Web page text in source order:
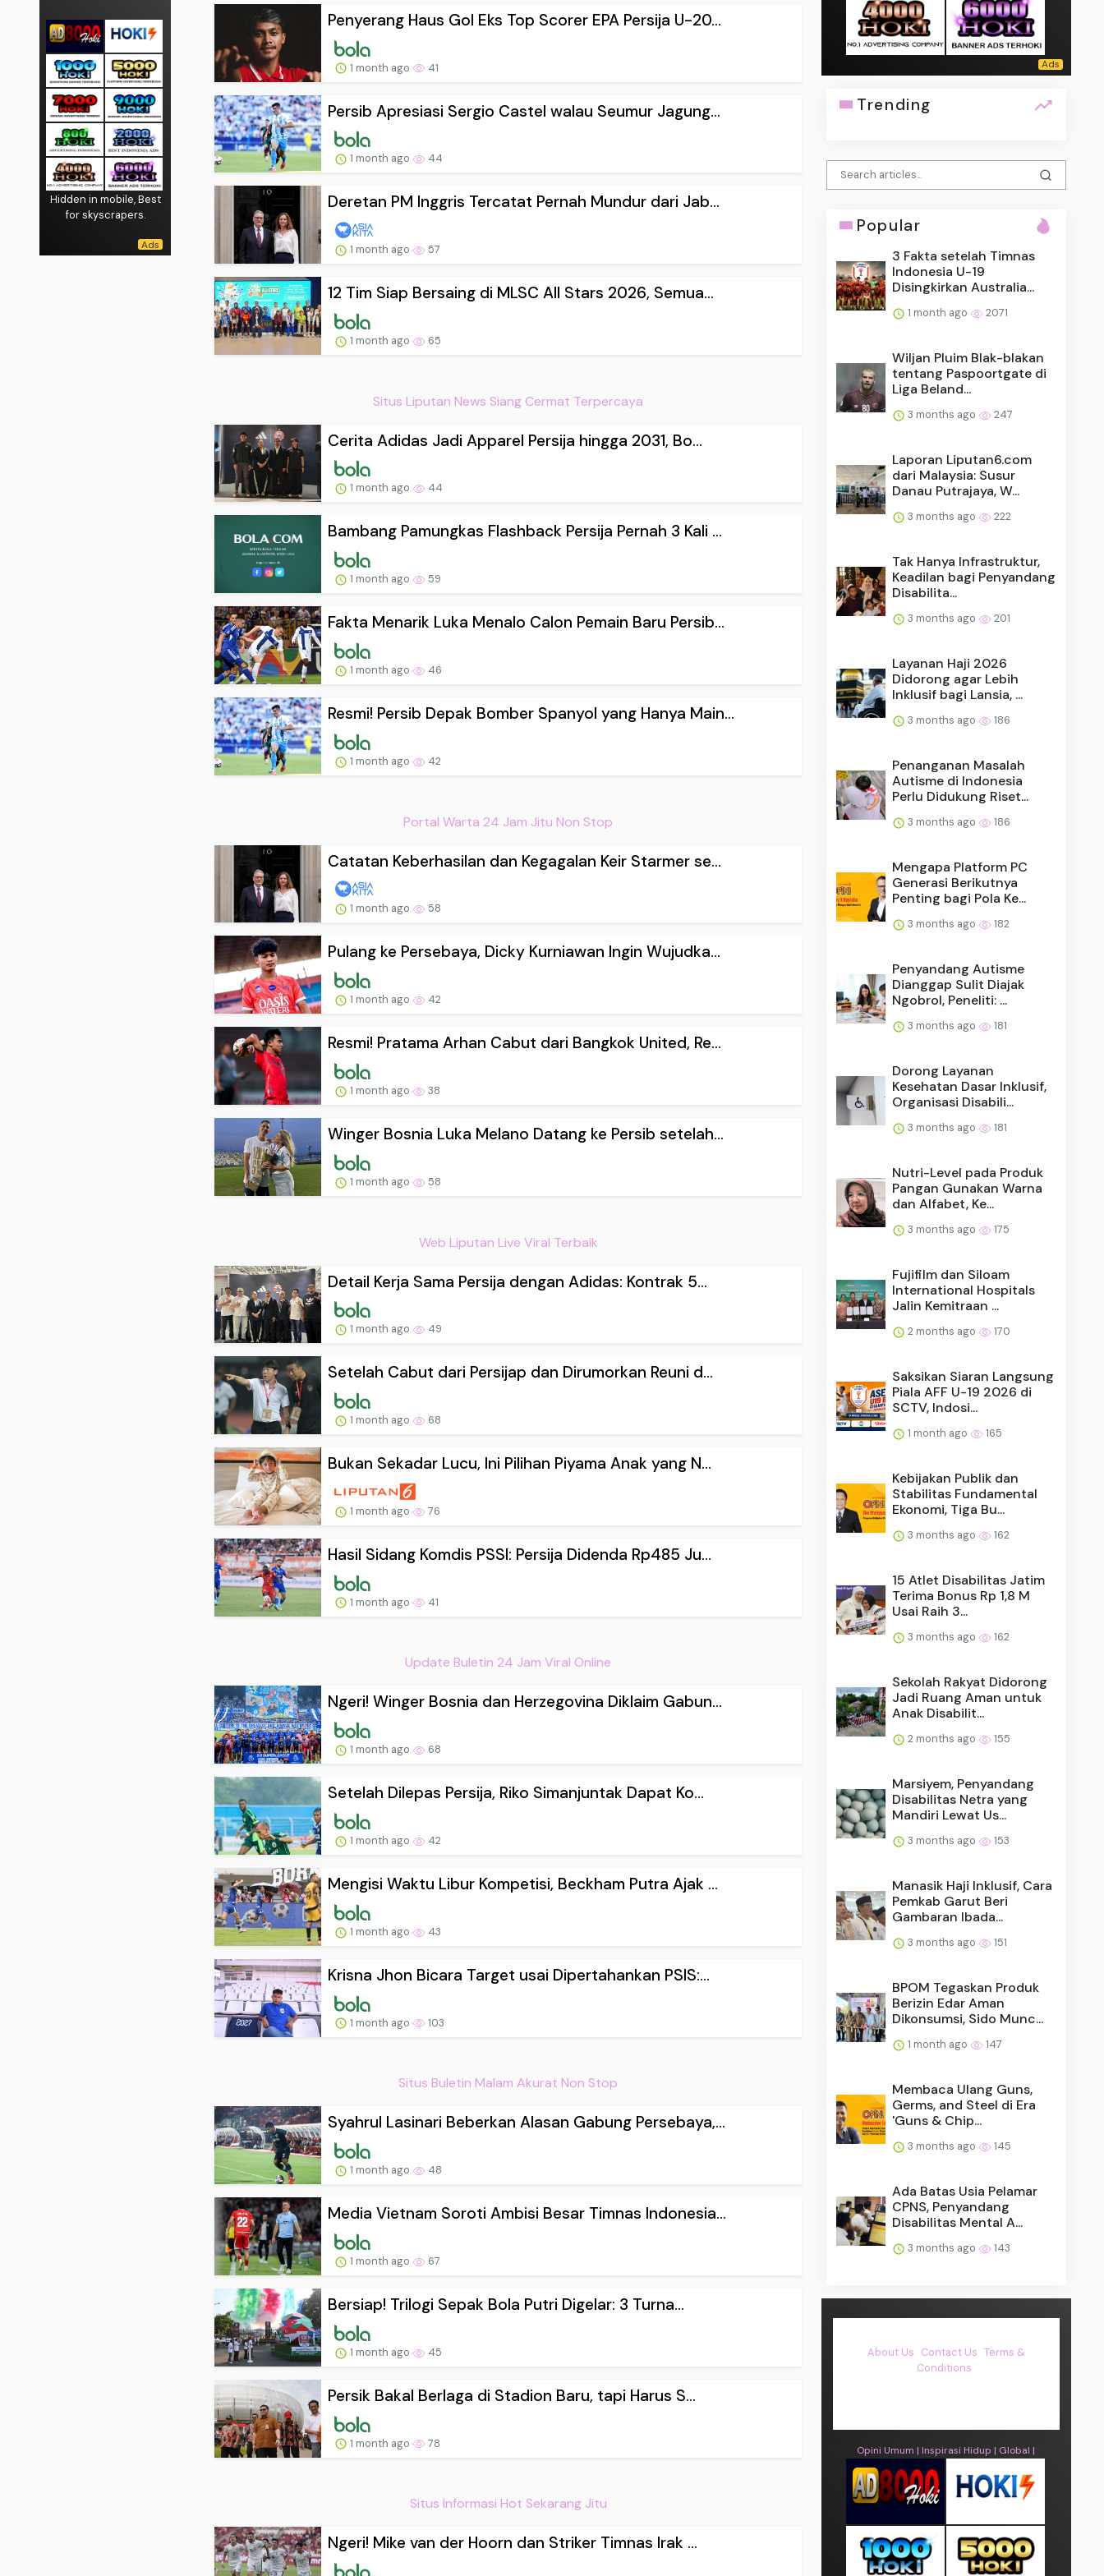
Hidden in mobile, Best
for skyscrapers.
Penyerang Haus Gol Eks Top Scorer EPA Persija U-20...
1 month ago 41
Persib Apresiasi Sergio Castel walau Seumur Jagung...
1 month ago 44
Deretan PM Inggris Tercatat Pernah Mundur dari Jab...
1 month ago 57
12 Tim Siap Bersaing di MLSC All Stars 2026, Semua...
1 month ago 65
Situs Liputan News Siang Cermat Terpercaya
Cerita Adidas Jadi Apparel Persija hingga 2031, Bo...
1 month ago 44
Bambang Pamungkas Flashback Persija Pernah 3 Kali ...
1 month ago 59
Fakta Menarik Luka Menalo Calon Pemain Baru Persib...
1 month ago 46
Resmi! Persib Depak Bomber Spanyol yang Hanya Main...
1 month ago 42
Portal Warta 24 Jam Jitu Non Stop
Catatan Keberhasilan dan Kegagalan Keir Starmer se...
1 month ago 58
Pulang ke Persebaya, Dicky Kurniawan Ingin Wujudka...
1 month ago 42
Resmi! Pratama Arhan Cabut dari Bangkok United, Re...
1 month ago 38
Winger Bosnia Luka Melano Datang ke Persib setelah...
1 month ago 58
Web Liputan Live Viral Terbaik
Detail Kerja Sama Persija dengan Adidas: Kontrak 5...
1 month ago 49
Setelah Cabut dari Persijap dan Dirumorkan Reuni d...
1 month ago 68
Bukan Sekadar Lucu, Ini Pilihan Piyama Anak yang N...
1 month ago 76
Hasil Sidang Komdis PSSI: Persija Didenda Rp485 Ju...
1 month ago 41
Update Buletin 24 Jam Viral Online
Ngeri! Winger Bosnia dan Herzegovina Diklaim Gabun...
1 month ago 68
Setelah Dilepas Persija, Riko Simanjuntak Dapat Ko...
1 month ago 42
Mengisi Waktu Libur Kompetisi, Beckham Putra Ajak ...
1 month ago 43
Krisna Jhon Bicara Target usai Dipertahankan PSIS:...
1 month ago 103
Situs Buletin Malam Akurat Non Stop
Syahrul Lasinari Beberkan Alasan Gabung Persebaya,...
1 month ago 48
Media Vietnam Soroti Ambisi Besar Timnas Indonesia...
1 month ago 67
Bersiap! Trilogi Sepak Bola Putri Digelar: 3 Turna...
1 month ago 45
Persik Bakal Berlaga di Stadion Baru, tapi Harus S...
1 month ago 78
Situs Informasi Hot Sekarang Jitu
Ngeri! Mike van der Hoorn dan Striker Timnas Irak ...
Trending
Popular
3 Fakta setelah Timnas
Indonesia U-19
Disingkirkan Australia...
1 month ago 2071
Wiljan Pluim Blak-blakan
tentang Paspoortgate di
Liga Beland...
3 months ago 247
Laporan Liputan6.com
dari Malaysia: Susur
Danau Putrajaya, W...
3 months ago 222
Tak Hanya Infrastruktur,
Keadilan bagi Penyandang
Disabilita...
3 months ago 201
Layanan Haji 2026
Didorong agar Lebih
Inklusif bagi Lansia, ...
3 months ago 186
Penanganan Masalah
Autisme di Indonesia
Perlu Didukung Riset...
3 months ago 186
Mengapa Platform PC
Generasi Berikutnya
Penting bagi Pola Ke...
3 months ago 182
Penyandang Autisme
Dianggap Sulit Diajak
Ngobrol, Peneliti: ...
3 months ago 181
Dorong Layanan
Kesehatan Dasar Inklusif,
Organisasi Disabili...
3 months ago 181
Nutri-Level pada Produk
Pangan Gunakan Warna
dan Alfabet, Ke...
3 months ago 175
Fujifilm dan Siloam
International Hospitals
Jalin Kemitraan ...
2 months ago 170
Saksikan Siaran Langsung
Piala AFF U-19 2026 di
SCTV, Indosi...
1 month ago 165
Kebijakan Publik dan
Stabilitas Fundamental
Ekonomi, Tiga Bu...
3 months ago 162
15 Atlet Disabilitas Jatim
Terima Bonus Rp 1,8 M
Usai Raih 3...
3 months ago 162
Sekolah Rakyat Didorong
Jadi Ruang Aman untuk
Anak Disabilit...
2 months ago 155
Marsiyem, Penyandang
Disabilitas Netra yang
Mandiri Lewat Us...
3 months ago 153
Manasik Haji Inklusif, Cara
Pemkab Garut Beri
Gambaran Ibada...
3 months ago 151
BPOM Tegaskan Produk
Berizin Edar Aman
Dikonsumsi, Sido Munc...
1 month ago 147
Membaca Ulang Guns,
Germs, and Steel di Era
'Guns & Chip...
3 months ago 145
Ada Batas Usia Pelamar
CPNS, Penyandang
Disabilitas Mental A...
3 months ago 143
About Us Contact Us Terms &
Conditions
Opini Umum | Inspirasi Hidup | Global |